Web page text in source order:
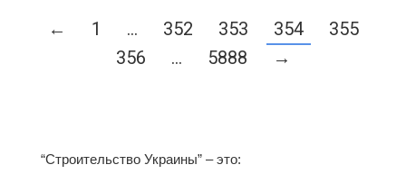
← 1 … 352 353 354
355
356
… 5888 →
“Строительство Украины” – это: